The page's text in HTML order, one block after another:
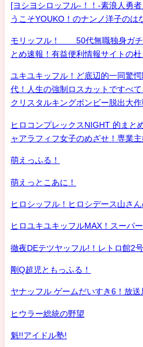
[ヨシヨシロッフル-！！-素浪人勇
うこそYOUKO！のナンノ洋子のは
モリッフル！ 50代無職独身ガチ
とめ速報！有益便利情報サイトの
ユキユキッフル！ど底辺的一同驚
代！人生の強制ロスカットですべ
クリスタルキングボンビー脱出大
ヒロコンプレックスNIGHT 的まと
ャアラフィフ女子のめざせ！専業
萌えっふる！
萌えっとこあに！
ヒロシッフル！ヒロシデース山さ
ヒロユキユキッフルMAX！スーパ
徹夜DEテツヤッフル!！レトロ館2号
剛Q超児ともっふる！
ヤナッフル ゲームだいすき6！放送
ヒウラー総統の野望
魁!!アイドル塾!